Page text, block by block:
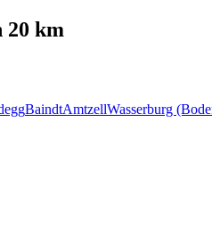
20 km
BaindtAmtzellWasserburg